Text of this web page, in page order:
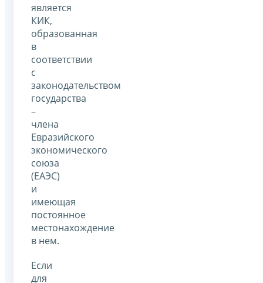
является
КИК,
образованная
в
соответствии
с
законодательством
государства
–
члена
Евразийского
экономического
союза
(ЕАЭС)
и
имеющая
постоянное
местонахождение
в нем.
Если
для